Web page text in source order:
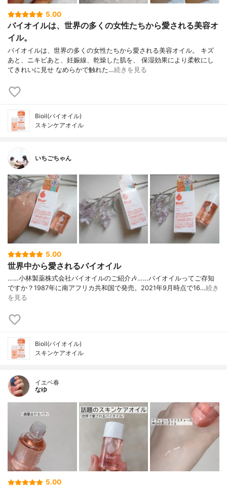
5.00
バイオイルは、世界の多くの女性たちから愛される美容オ
イル。
バイオイルは、世界の多くの女性たちから愛される美容オイル。 キズ
あと、ニキビあと、妊娠線、乾燥した肌を、 保湿効果により柔軟にし
てきれいに見せ なめらかで触れた…続きを見る
Bioil(バイオイル)
スキンケアオイル
いちごちゃん
5.00
世界中から愛されるバイオイル
……⁡小林製薬株式会社⁡⁡バイオイル⁡⁡のご紹介🎶⁡……⁡⁡⁡⁡バイオイルってご存知
ですか？⁡⁡1987年に南アフリカ共和国で発売。⁡⁡2021年9月時点で16…続き
を見る
Bioil(バイオイル)
スキンケアオイル
イエベ春
なゆ
5.00